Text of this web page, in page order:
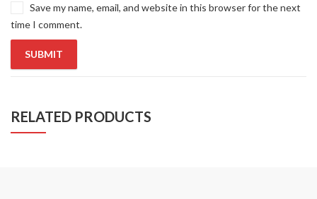
Save my name, email, and website in this browser for the next
time I comment.
RELATED PRODUCTS